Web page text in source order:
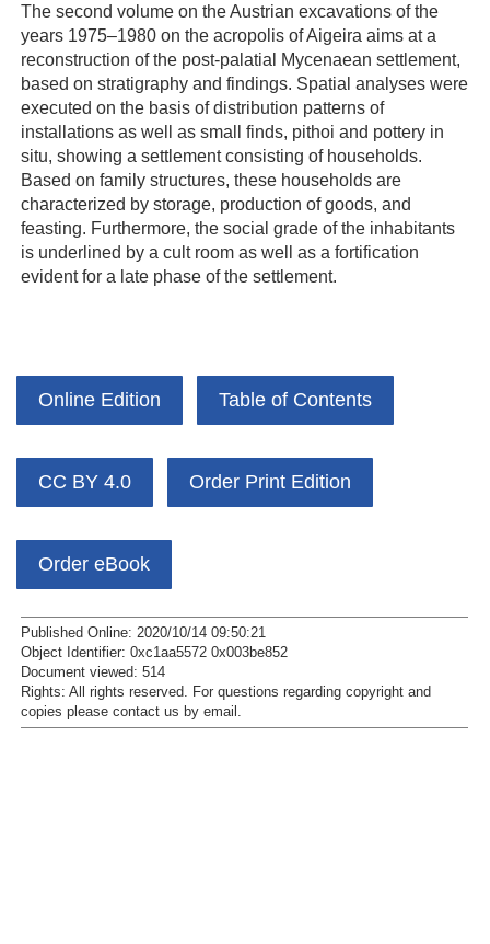
The second volume on the Austrian excavations of the
years 1975–1980 on the acropolis of Aigeira aims at a
reconstruction of the post-palatial Mycenaean settlement,
based on stratigraphy and findings. Spatial analyses were
executed on the basis of distribution patterns of
installations as well as small finds, pithoi and pottery in
situ, showing a settlement consisting of households.
Based on family structures, these households are
characterized by storage, production of goods, and
feasting. Furthermore, the social grade of the inhabitants
is underlined by a cult room as well as a fortification
evident for a late phase of the settlement.
Online Edition Table of Contents
CC BY 4.0 Order Print Edition
Order eBook
Published Online: 2020/10/14 09:50:21
Object Identifier: 0xc1aa5572 0x003be852
Document viewed: 514
Rights: All rights reserved. For questions regarding copyright and
copies please contact us by email .